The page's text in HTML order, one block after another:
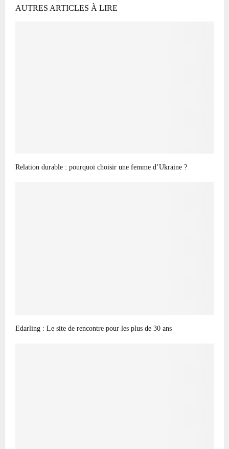
AUTRES ARTICLES À LIRE
Relation durable : pourquoi choisir une femme d’Ukraine ?
Edarling : Le site de rencontre pour les plus de 30 ans